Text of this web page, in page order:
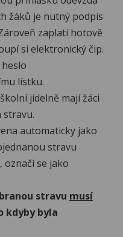
žáků je nutný podpis
zaplatí hotově
si elektronický čip.
heslo
lístku.
jídelně mají žáci
stravu.
automaticky jako
stravu
označí se jako
stravu musí
kdyby byla